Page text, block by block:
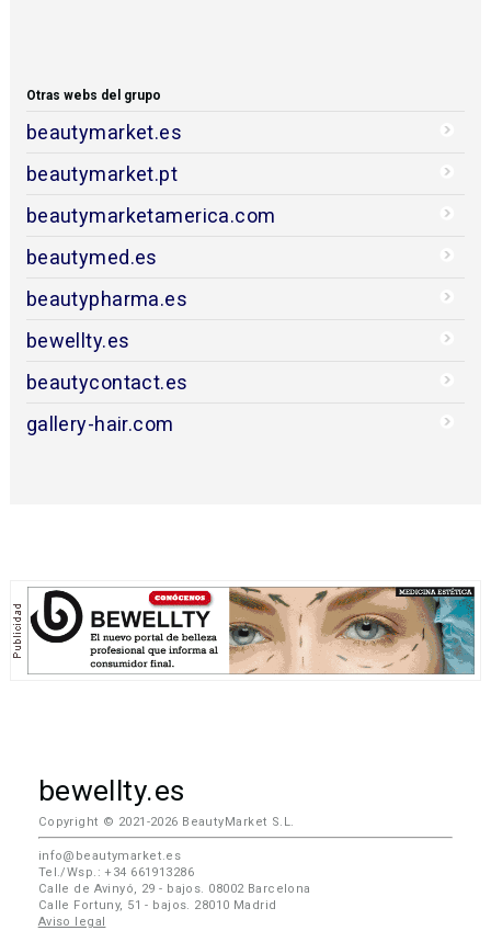
Otras webs del grupo
beautymarket.es
beautymarket.pt
beautymarketamerica.com
beautymed.es
beautypharma.es
bewellty.es
beautycontact.es
gallery-hair.com
bewellty.es
Copyright © 2021-2026 BeautyMarket S.L.
info@beautymarket.es
Tel./Wsp.: +34 661913286
Calle de Avinyó, 29 - bajos. 08002 Barcelona
Calle Fortuny, 51 - bajos. 28010 Madrid
Aviso legal